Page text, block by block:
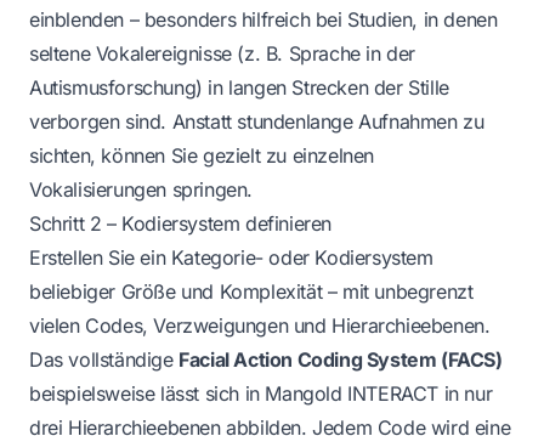
einblenden – besonders hilfreich bei Studien, in denen
seltene Vokalereignisse (z. B. Sprache in der
Autismusforschung) in langen Strecken der Stille
verborgen sind. Anstatt stundenlange Aufnahmen zu
sichten, können Sie gezielt zu einzelnen
Vokalisierungen springen.
Schritt 2 – Kodiersystem definieren
Erstellen Sie ein Kategorie- oder Kodiersystem
beliebiger Größe und Komplexität – mit unbegrenzt
vielen Codes, Verzweigungen und Hierarchieebenen.
Das vollständige Facial Action Coding System (FACS)
beispielsweise lässt sich in Mangold INTERACT in nur
drei Hierarchieebenen abbilden. Jedem Code wird eine